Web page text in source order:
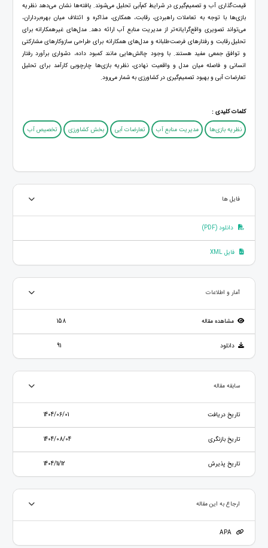
قیمت‌گذاری آب و تصمیم‌گیری در شرایط کم‌آبی تحلیل می‌شوند. یافته‌ها نشان می‌دهد نظریه
بازی‌ها با توجه به تعاملات راهبردی، رقابت، همکاری، مذاکره و ائتلاف میان بهره‌برداران،
می‌تواند تصویری واقع‌گرایانه‌تر از مدیریت منابع آب ارائه دهد. مدل‌های غیرهمکارانه برای
تحلیل رقابت و رفتارهای فرصت‌طلبانه و مدل‌های همکارانه برای طراحی سازوکارهای مشارکتی
و توافق جمعی مفید هستند. با وجود چالش‌هایی مانند کمبود داده، دشواری برآورد رفتار
انسانی و فاصله میان مدل و واقعیت نهادی، نظریه بازی‌ها چارچوبی کارآمد برای تحلیل
تعارضات آبی و بهبود تصمیم‌گیری در کشاورزی به شمار می‌رود.
کلمات کلیدی :
نظریه بازی‌ها
مدیریت منابع آب تعارضات آبی بخش کشاورزی تخصیص آب
فایل ها
دانلود (PDF)
فایل XML
آمار و اطلاعات
مشاهده مقاله 158
دانلود 91
سابقه مقاله
تاریخ دریافت 1404/06/01
تاریخ بازنگری 1404/08/04
تاریخ پذیرش 1404/11/12
ارجاع به این مقاله
APA